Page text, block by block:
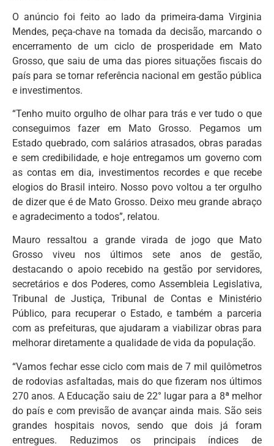
O anúncio foi feito ao lado da primeira-dama Virginia
Mendes, peça-chave na tomada da decisão, marcando o
encerramento de um ciclo de prosperidade em Mato
Grosso, que saiu de uma das piores situações fiscais do
país para se tornar referência nacional em gestão pública
e investimentos.
“Tenho muito orgulho de olhar para trás e ver tudo o que
conseguimos fazer em Mato Grosso. Pegamos um
Estado quebrado, com salários atrasados, obras paradas
e sem credibilidade, e hoje entregamos um governo com
as contas em dia, investimentos recordes e que recebe
elogios do Brasil inteiro. Nosso povo voltou a ter orgulho
de dizer que é de Mato Grosso. Deixo meu grande abraço
e agradecimento a todos”, relatou.
Mauro ressaltou a grande virada de jogo que Mato
Grosso viveu nos últimos sete anos de gestão,
destacando o apoio recebido na gestão por servidores,
secretários e dos Poderes, como Assembleia Legislativa,
Tribunal de Justiça, Tribunal de Contas e Ministério
Público, para recuperar o Estado, e também a parceria
com as prefeituras, que ajudaram a viabilizar obras para
melhorar diretamente a qualidade de vida da população.
“Vamos fechar esse ciclo com mais de 7 mil quilômetros
de rodovias asfaltadas, mais do que fizeram nos últimos
270 anos. A Educação saiu de 22° lugar para a 8ª melhor
do país e com previsão de avançar ainda mais. São seis
grandes hospitais novos, sendo que dois já foram
entregues. Reduzimos os principais índices de